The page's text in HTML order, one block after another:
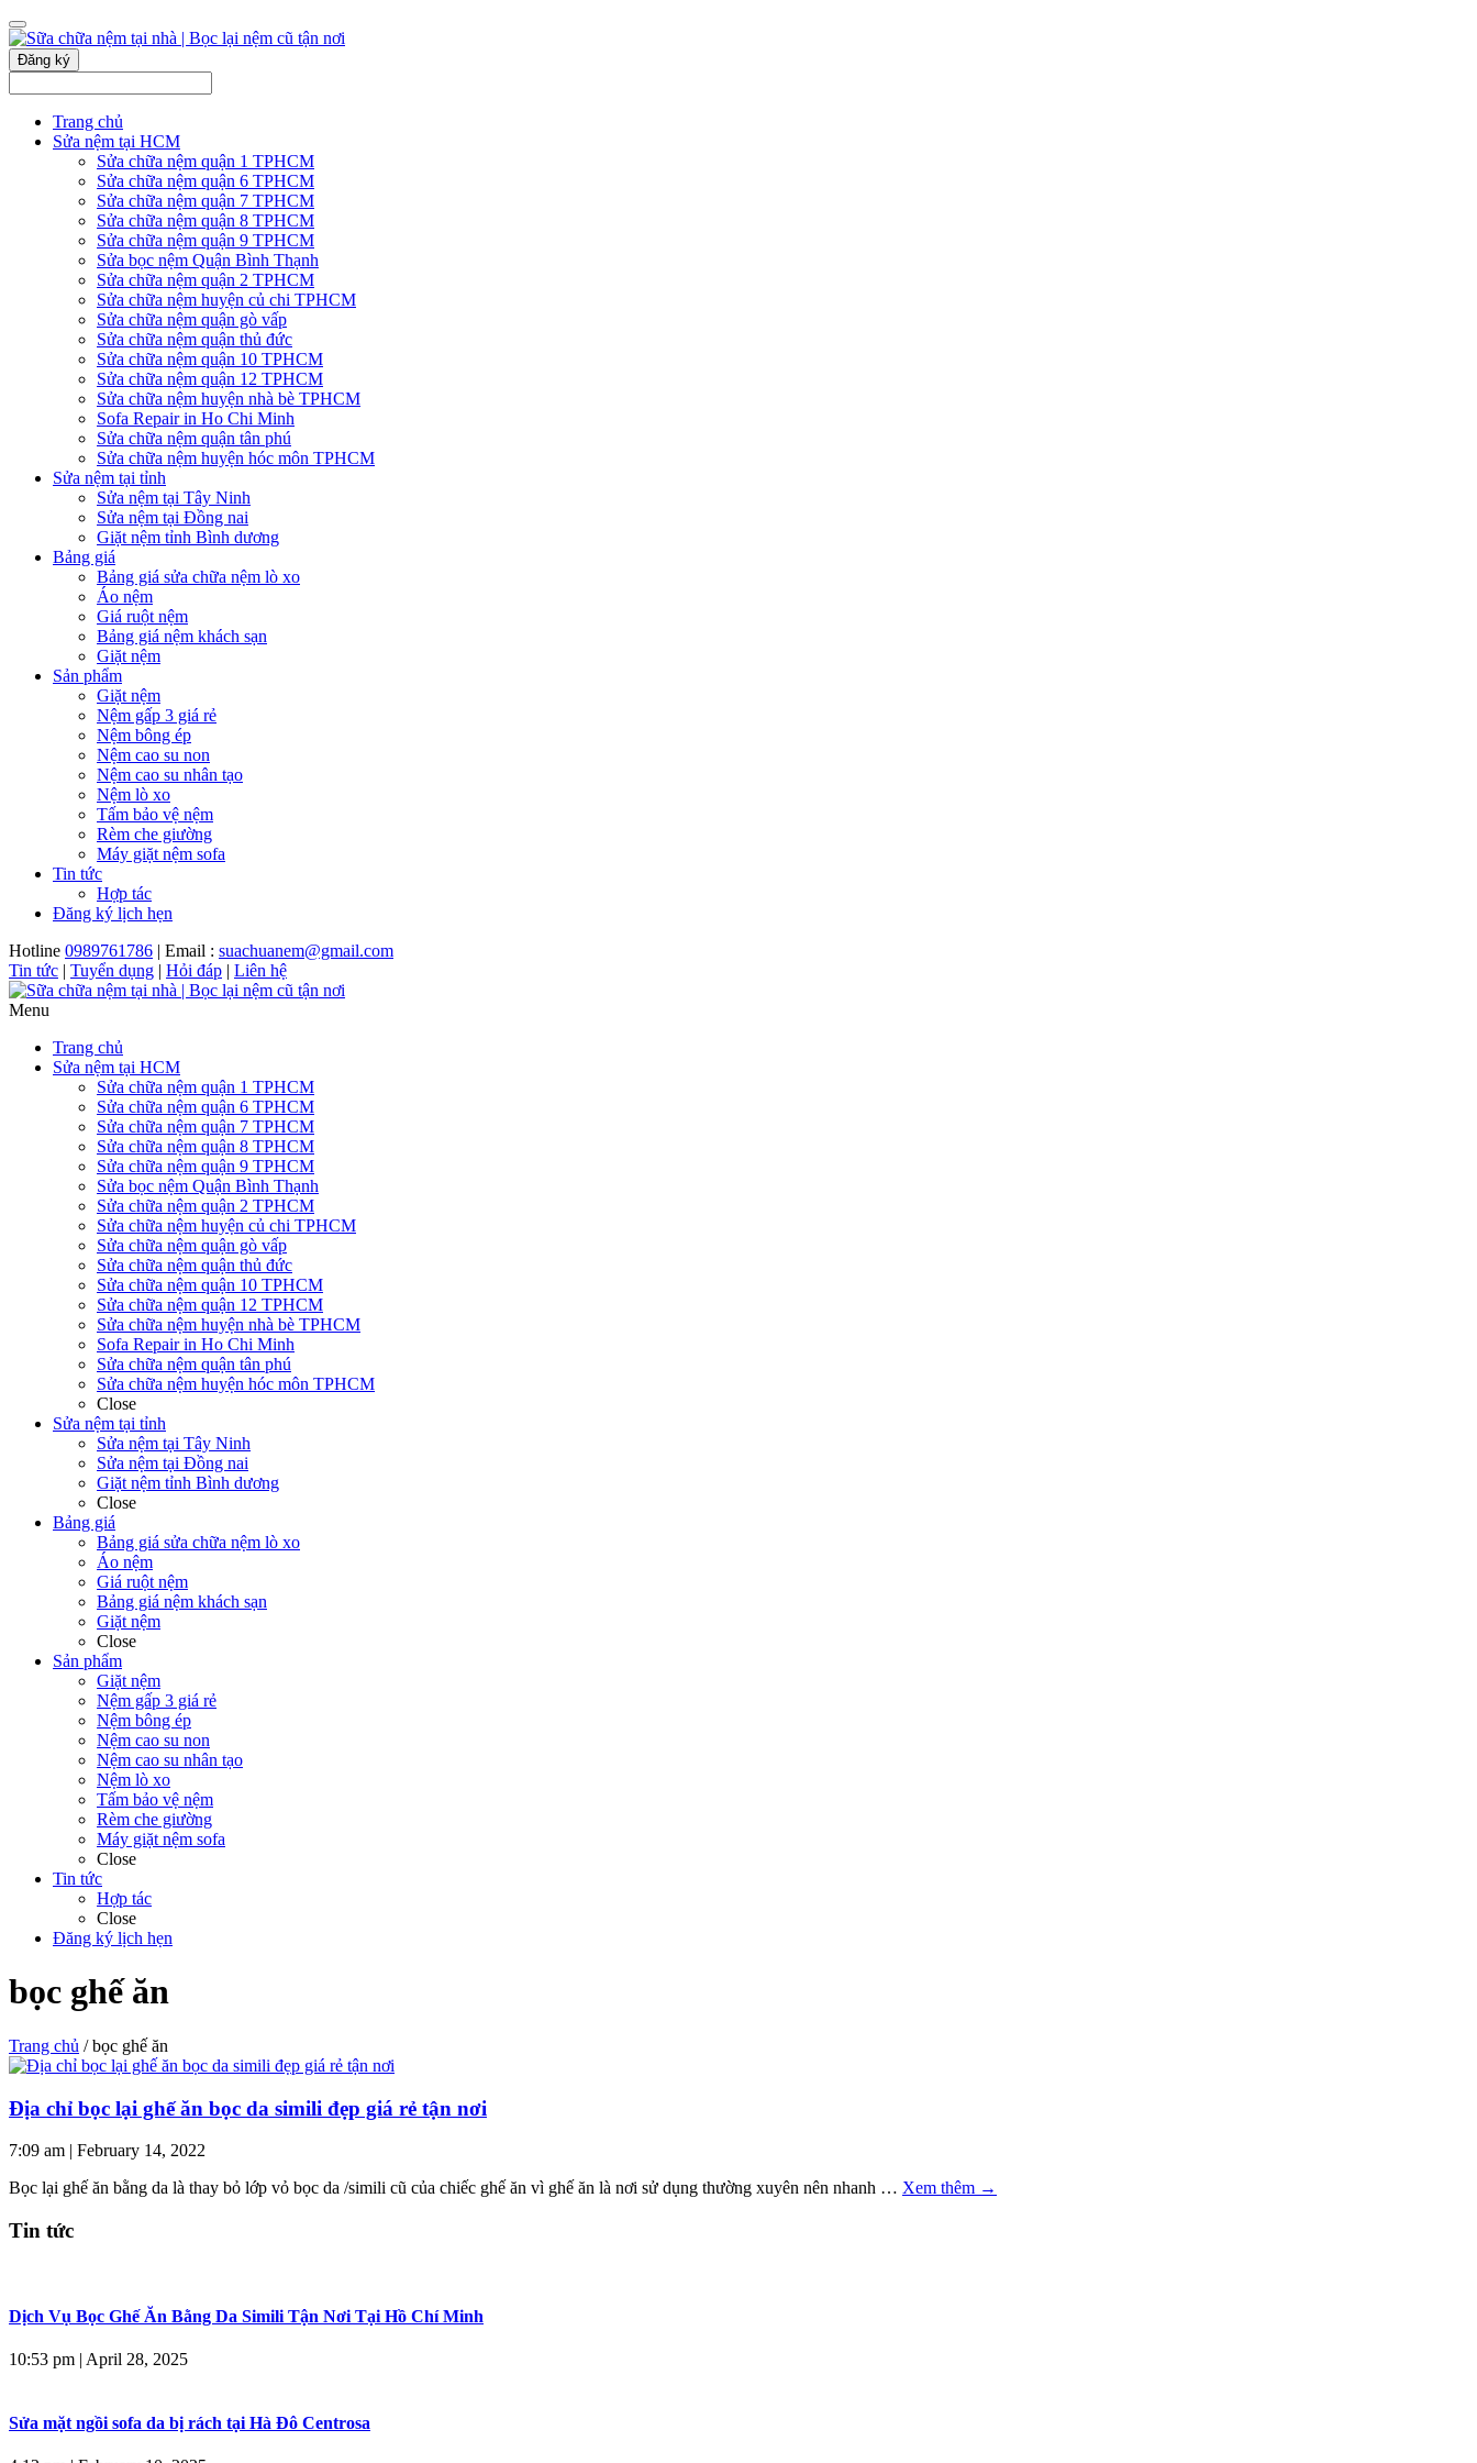
Đăng ký
Trang chủ
Sửa nệm tại HCM
Sửa chữa nệm quận 1 TPHCM
Sửa chữa nệm quận 6 TPHCM
Sửa chữa nệm quận 7 TPHCM
Sửa chữa nệm quận 8 TPHCM
Sửa chữa nệm quận 9 TPHCM
Sửa bọc nệm Quận Bình Thạnh
Sửa chữa nệm quận 2 TPHCM
Sửa chữa nệm huyện củ chi TPHCM
Sửa chữa nệm quận gò vấp
Sửa chữa nệm quận thủ đức
Sửa chữa nệm quận 10 TPHCM
Sửa chữa nệm quận 12 TPHCM
Sửa chữa nệm huyện nhà bè TPHCM
Sofa Repair in Ho Chi Minh
Sửa chữa nệm quận tân phú
Sửa chữa nệm huyện hóc môn TPHCM
Sửa nệm tại tỉnh
Sửa nệm tại Tây Ninh
Sửa nệm tại Đồng nai
Giặt nệm tỉnh Bình dương
Bảng giá
Bảng giá sửa chữa nệm lò xo
Áo nệm
Giá ruột nệm
Bảng giá nệm khách sạn
Giặt nệm
Sản phẩm
Giặt nệm
Nệm gấp 3 giá rẻ
Nệm bông ép
Nệm cao su non
Nệm cao su nhân tạo
Nệm lò xo
Tấm bảo vệ nệm
Rèm che giường
Máy giặt nệm sofa
Tin tức
Hợp tác
Đăng ký lịch hẹn
Hotline 0989761786 | Email : suachuanem@gmail.com
Tin tức | Tuyển dụng | Hỏi đáp | Liên hệ
Menu
Trang chủ
Sửa nệm tại HCM
Sửa chữa nệm quận 1 TPHCM
Sửa chữa nệm quận 6 TPHCM
Sửa chữa nệm quận 7 TPHCM
Sửa chữa nệm quận 8 TPHCM
Sửa chữa nệm quận 9 TPHCM
Sửa bọc nệm Quận Bình Thạnh
Sửa chữa nệm quận 2 TPHCM
Sửa chữa nệm huyện củ chi TPHCM
Sửa chữa nệm quận gò vấp
Sửa chữa nệm quận thủ đức
Sửa chữa nệm quận 10 TPHCM
Sửa chữa nệm quận 12 TPHCM
Sửa chữa nệm huyện nhà bè TPHCM
Sofa Repair in Ho Chi Minh
Sửa chữa nệm quận tân phú
Sửa chữa nệm huyện hóc môn TPHCM
Close
Sửa nệm tại tỉnh
Sửa nệm tại Tây Ninh
Sửa nệm tại Đồng nai
Giặt nệm tỉnh Bình dương
Close
Bảng giá
Bảng giá sửa chữa nệm lò xo
Áo nệm
Giá ruột nệm
Bảng giá nệm khách sạn
Giặt nệm
Close
Sản phẩm
Giặt nệm
Nệm gấp 3 giá rẻ
Nệm bông ép
Nệm cao su non
Nệm cao su nhân tạo
Nệm lò xo
Tấm bảo vệ nệm
Rèm che giường
Máy giặt nệm sofa
Close
Tin tức
Hợp tác
Close
Đăng ký lịch hẹn
bọc ghế ăn
Trang chủ /bọc ghế ăn
Địa chỉ bọc lại ghế ăn bọc da simili đẹp giá rẻ tận nơi
7:09 am | February 14, 2022
Bọc lại ghế ăn bằng da là thay bỏ lớp vỏ bọc da /simili cũ của chiếc ghế ăn vì ghế ăn là nơi sử dụng thường xuyên nên nhanh … Xem thêm →
Tin tức
Dịch Vụ Bọc Ghế Ăn Bằng Da Simili Tận Nơi Tại Hồ Chí Minh
10:53 pm | April 28, 2025
Sửa mặt ngồi sofa da bị rách tại Hà Đô Centrosa